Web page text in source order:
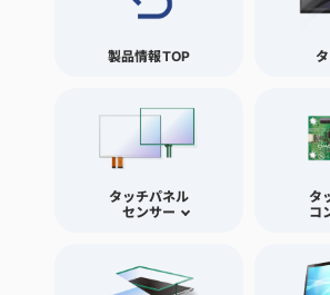
製品情報TOP
タッチパネル
センサー
タ
コ